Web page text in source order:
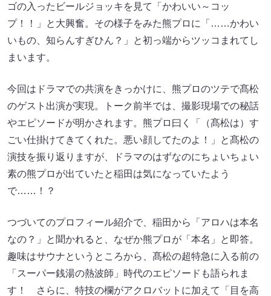
ゴの入ったビールジョッキを見て「かわいい～コッ
プ！！」と大興奮。その様子をみた熊プロに「……かわい
いもの、知らんすぎひん？」と初っ端からツッコまれてし
まいます。
今回はドラマでの共演をきっかけに、熊プロのツテで髙松
のゲスト出演が実現。トーク前半では、撮影現場での秘話
やエピソードが明かされます。熊プロ曰く「（髙松は）す
ごい仕掛けてきてくれた。悪い顔してたのよ！」と髙松の
演技を振り返りますが、ドラマのはずなのにちょいちょい
素の熊プロが出ていたと稲田は気になっていたよう
で……！？
つづいてのプロフィール紹介で、稲田から「アロハは本名
なの？」と聞かれると、なぜか熊プロが「本名」と即答。
趣味はサウナというところから、髙松の超特急に入る前の
「スーパー銭湯の熱波師」時代のエピソードも語られま
す！ さらに、特技の欄がアクロバットに加えて「目を高